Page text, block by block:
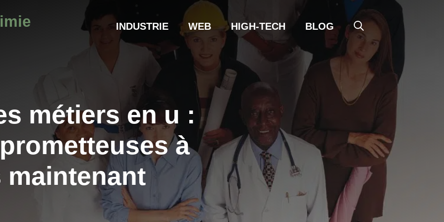
INDUSTRIE WEB HIGH-TECH BLOG
métiers en u :
à
maintenant